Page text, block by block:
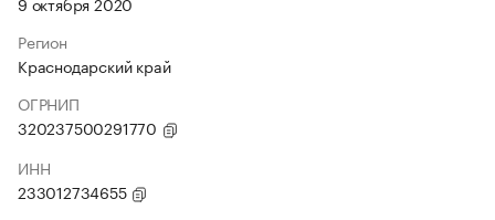
Регион
Краснодарский край
ОГРНИП
320237500291770
ИНН
233012734655